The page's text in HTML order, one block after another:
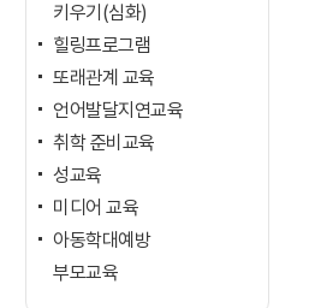
키우기(심화)
힐링프로그램
또래관계 교육
언어발달지연교육
취학 준비교육
성교육
미디어 교육
아동학대예방
부모교육